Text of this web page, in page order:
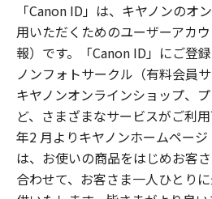
「Canon ID」は、キヤノンのオ
用いただくためのユーザーアカ
報）です。「Canon ID」にご登
ノンフォトサークル（有料会員サ
キヤノンオンラインショップ、
ど、さまざまなサービスがご利
年2 月よりキヤノンホームペー
は、お使いの商品をはじめお客
合わせて、お客さま一人ひとり